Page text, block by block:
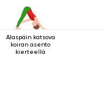
Alaspäin katsova
koiran asento
kierteellä